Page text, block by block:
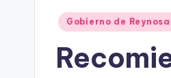
Publicado
Gobierno de Reynosa